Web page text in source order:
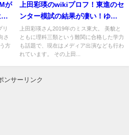
が
リ
さ
方
上田彩瑛のwikiプロフ！東進のセ
ンター模試の結果が凄い！ゆり
やんとの関係！
上田彩瑛さん2019年のミス東大。 美貌と
ともに理科三類という難関に合格した学力
も話題で、現在はメディア出演なども行わ
れています。 その上田...
ンサーリンク